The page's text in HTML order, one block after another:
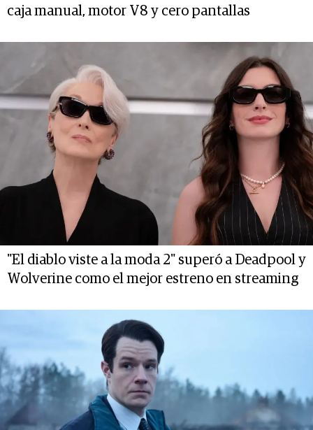
caja manual, motor V8 y cero pantallas
"El diablo viste a la moda 2" superó a Deadpool y
Wolverine como el mejor estreno en streaming